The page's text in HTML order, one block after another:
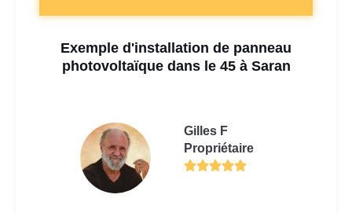
Exemple d'installation de panneau
photovoltaïque dans le 45 à Saran
Gilles F
Propriétaire